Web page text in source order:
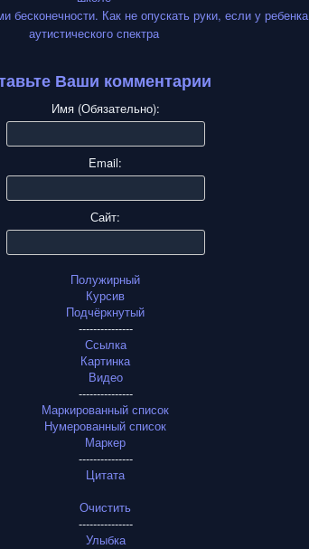
Ваши комментарии
Имя (Обязательно):
Email:
Сайт:
Полужирный
Курсив
Подчёркнутый
---------------
Ссылка
Картинка
Видео
---------------
Маркированный список
Нумерованный список
Маркер
---------------
Цитата
Очистить
---------------
Улыбка